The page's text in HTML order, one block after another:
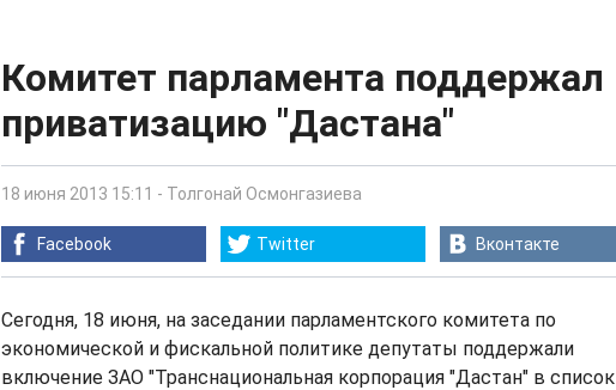
Комитет парламента поддержал
приватизацию "Дастана"
18 июня 2013 15:11 - Толгонай Осмонгазиева
Facebook Twitter Вконтакте
Сегодня, 18 июня, на заседании парламентского комитета по
экономической и фискальной политике депутаты поддержали
включение ЗАО "Транснациональная корпорация "Дастан" в список